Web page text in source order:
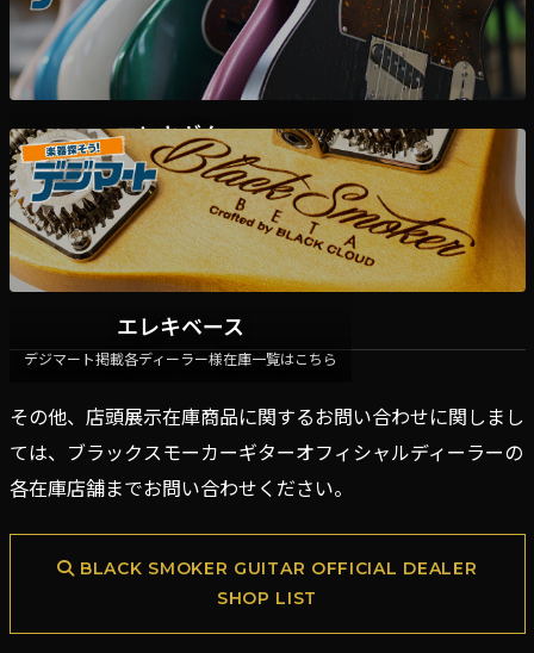
エレキギター
デジマート掲載各ディーラー様在庫一覧はこちら
エレキベース
デジマート掲載各ディーラー様在庫一覧はこちら
その他、店頭展示在庫商品に関するお問い合わせに関しまし
ては、ブラックスモーカーギターオフィシャルディーラーの
各在庫店舗までお問い合わせください。
BLACK SMOKER GUITAR OFFICIAL DEALER
SHOP LIST